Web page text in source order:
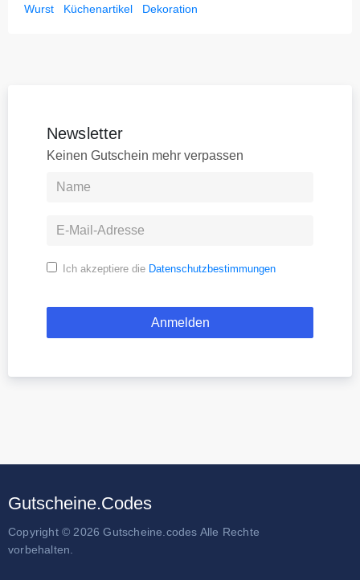
Wurst
Küchenartikel Dekoration
Newsletter
Keinen Gutschein mehr verpassen
Ich akzeptiere die Datenschutzbestimmungen
Gutscheine.Codes
Copyright © 2026 Gutscheine.codes Alle Rechte
vorbehalten.